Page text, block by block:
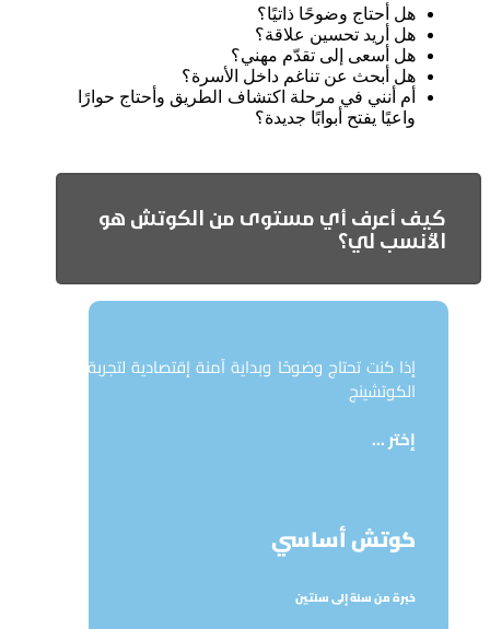
هل أحتاج وضوحًا ذاتيًا؟
هل أريد تحسين علاقة؟
هل أسعى إلى تقدّم مهني؟
هل أبحث عن تناغم داخل الأسرة؟
أم أنني في مرحلة اكتشاف الطريق وأحتاج حوارًا
واعيًا يفتح أبوابًا جديدة؟
كيف أعرف أي مستوى من الكوتش هو
الأنسب لي؟
إذا كنت ‏تحتاج وضوحًا وبداية آمنة إقتصادية لتجربة
الكوتشينج
إختر ...
كوتش أساسي
خبرة من سنة إلى سنتين